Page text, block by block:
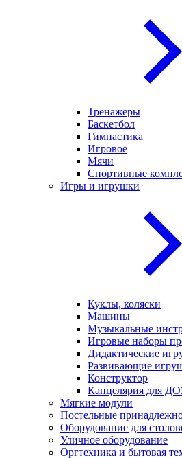
Тренажеры
Баскетбол
Гимнастика
Игровое
Мячи
Спортивные
Игры и игрушки
Куклы, коляски
Машины
Музыкальные
Игровые наборы
Дидактические
Развивающие
Конструктор
Канцелярия для
Мягкие модули
Постельные
Оборудование для
Уличное оборудование
Оргтехника и бытовая